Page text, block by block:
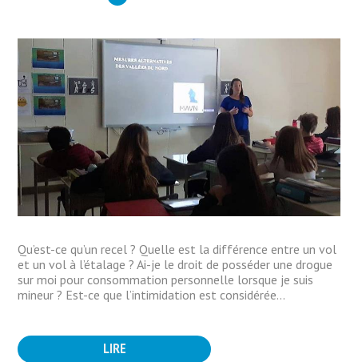
Qu’est-ce qu’un recel ? Quelle est la différence entre un vol
et un vol à l’étalage ? Ai-je le droit de posséder une drogue
sur moi pour consommation personnelle lorsque je suis
mineur ? Est-ce que l’intimidation est considérée...
LIRE